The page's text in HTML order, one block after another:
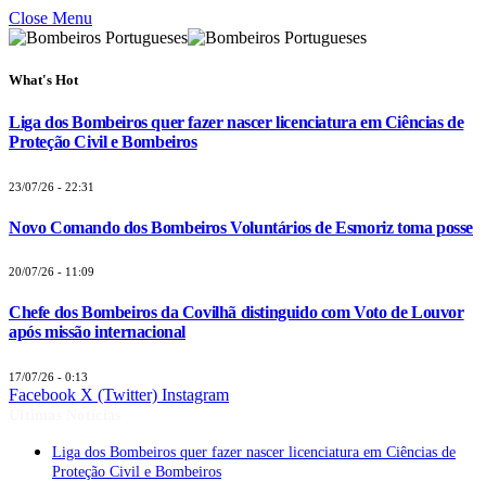
Close Menu
What's Hot
Liga dos Bombeiros quer fazer nascer licenciatura em Ciências de
Proteção Civil e Bombeiros
23/07/26 - 22:31
Novo Comando dos Bombeiros Voluntários de Esmoriz toma posse
20/07/26 - 11:09
Chefe dos Bombeiros da Covilhã distinguido com Voto de Louvor
após missão internacional
17/07/26 - 0:13
Facebook X (Twitter) Instagram
Liga dos Bombeiros quer fazer nascer licenciatura em Ciências de
Proteção Civil e Bombeiros